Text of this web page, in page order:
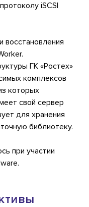
iSCSI
восстановления
ГК «Ростех»
комплексов
которых
свой сервер
для хранения
библиотеку.
при участии